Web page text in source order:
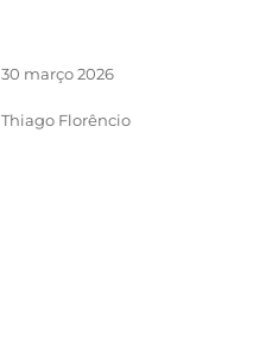
30 março 2026
Thiago Florêncio